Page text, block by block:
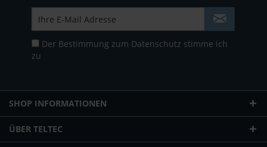
Der Bestimmung zum Datenschutz stimme ich
zu
SHOP INFORMATIONEN
ÜBER TELTEC